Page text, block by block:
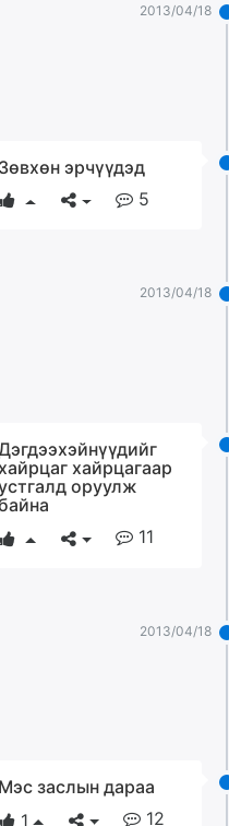
2013/04/18
Зөвхөн эрчүүдэд
5
2013/04/18
хайрцагаар
оруулж
11
2013/04/18
Мэс заслын дараа
1
12